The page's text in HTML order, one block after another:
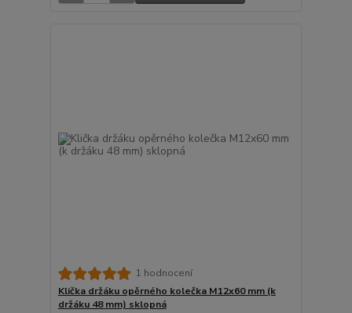
1 hodnocení
Klička držáku opěrného kolečka M12x60 mm (k
držáku 48 mm) sklopná